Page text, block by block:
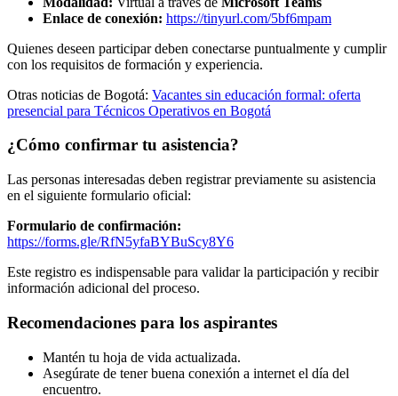
Enlace de conexión: https://tinyurl.com/5bf6mpam
Quienes deseen participar deben conectarse puntualmente y cumplir
con los requisitos de formación y experiencia.
Otras noticias de Bogotá: Vacantes sin educación formal: oferta
presencial para Técnicos Operativos en Bogotá
¿Cómo confirmar tu asistencia?
Las personas interesadas deben registrar previamente su asistencia
en el siguiente formulario oficial:
Formulario de confirmación:
https://forms.gle/RfN5yfaBYBuScy8Y6
Este registro es indispensable para validar la participación y recibir
información adicional del proceso.
Recomendaciones para los aspirantes
Mantén tu hoja de vida actualizada.
Asegúrate de tener buena conexión a internet el día del
encuentro.